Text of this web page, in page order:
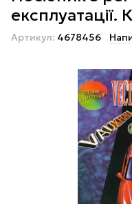
експлуатації.
Артикул: 4678456